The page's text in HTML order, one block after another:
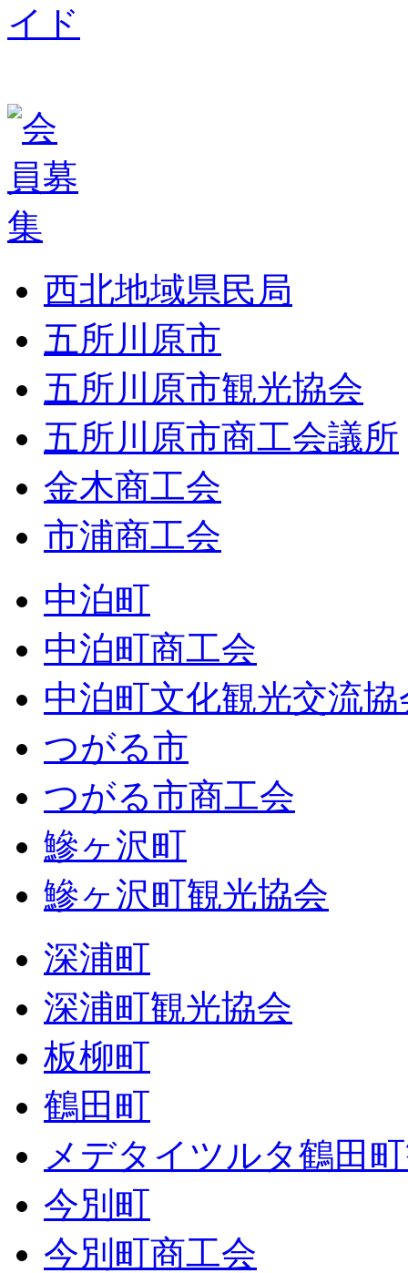
西北地域県民局
五所川原市
五所川原市観光協会
五所川原市商工会議所
金木商工会
市浦商工会
中泊町
中泊町商工会
中泊町文化観光交流協
つがる市
つがる市商工会
鰺ヶ沢町
鰺ヶ沢町観光協会
深浦町
深浦町観光協会
板柳町
鶴田町
メデタイツルタ鶴田
今別町
今別町商工会